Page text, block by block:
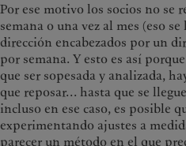
Por ese motivo los socios no se
semana o una vez al mes (eso
dirección encabezados por un
por semana. Y esto es así
que ser sopesada y analizada,
que reposar... hasta que se
incluso en ese caso, es posible
experimentando ajustes a
parecer un método en el que